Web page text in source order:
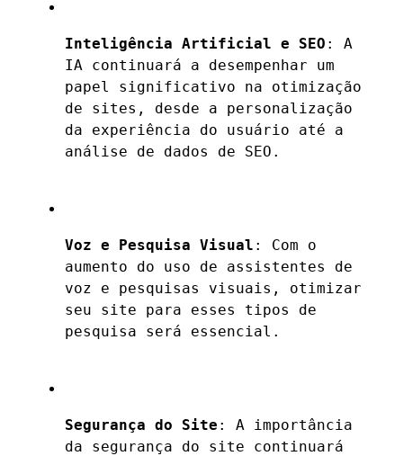
Inteligência Artificial e SEO : A
IA continuará a desempenhar um
papel significativo na otimização
de sites, desde a personalização
da experiência do usuário até a
análise de dados de SEO.
Voz e Pesquisa Visual : Com o
aumento do uso de assistentes de
voz e pesquisas visuais, otimizar
seu site para esses tipos de
pesquisa será essencial.
Segurança do Site : A importância
da segurança do site continuará